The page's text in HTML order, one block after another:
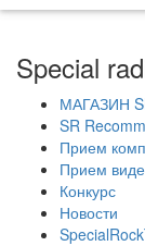
Special
МАГАЗИН
SR
Прием
Прием
Конкурс
Новости